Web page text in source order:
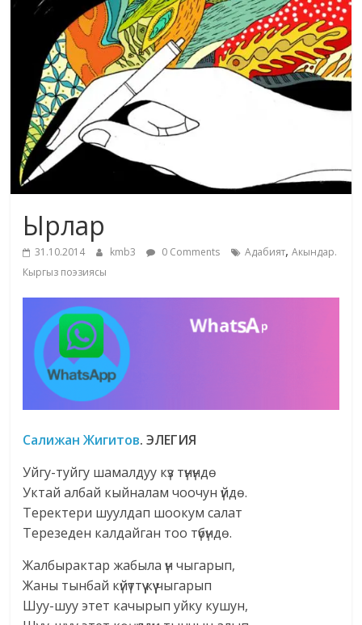
маданияты
адабияты
Ырлар
31.10.2014 kmb3 0 Comments Адабият,Акындар.
Кыргыз поэзиясы
Салижан Жигитов. ЭЛЕГИЯ
Уйгу-туйгу шамалдуу күз түнүндө
Уктай албай кыйналам чоочун үйдө.
Теректери шуулдап шоокум салат
Терезеден калдайган тоо түбүндө.
Жалбырактар жабыла үн чыгарып,
Жаны тынбай күйүттүү күү чыгарып
Шуу-шуу этет качырып уйку кушун,